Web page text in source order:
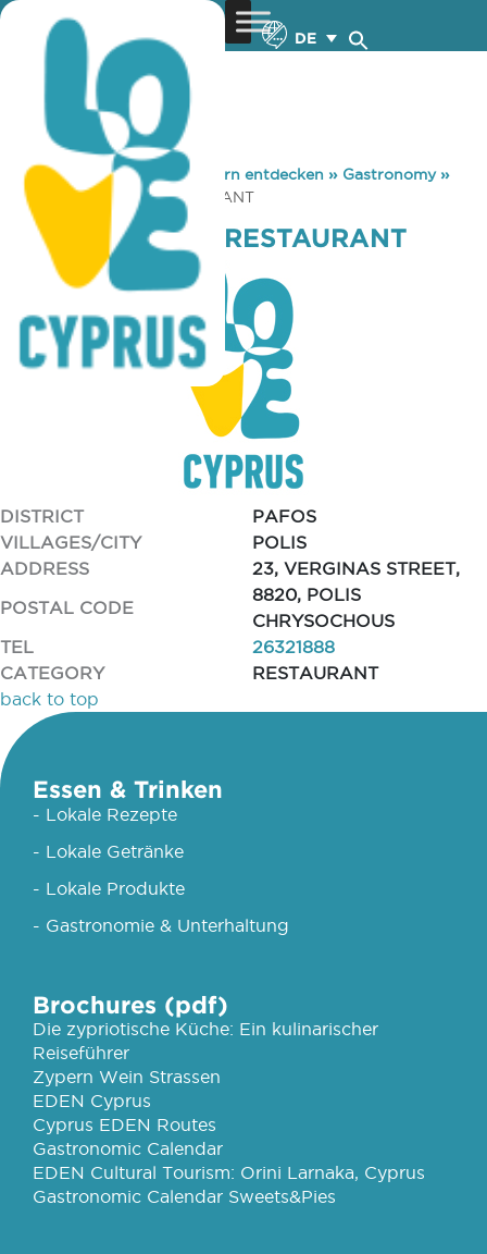
DE
You are here: Home »Zypern entdecken » Gastronomy»
CHR. KAROUZIS RESTAURANT
CHR. KAROUZIS RESTAURANT
DISTRICT
PAFOS
VILLAGES/CITY
POLIS
ADDRESS
23, VERGINAS STREET,
POSTAL CODE
8820, POLIS
CHRYSOCHOUS
TEL
26321888
CATEGORY
RESTAURANT
back to top
Essen & Trinken
- Lokale Rezepte
- Lokale Getränke
- Lokale Produkte
- Gastronomie & Unterhaltung
Brochures (pdf)
Die zypriotische Küche: Ein kulinarischer
Reiseführer
Zypern Wein Strassen
EDEN Cyprus
Cyprus EDEN Routes
Gastronomic Calendar
EDEN Cultural Tourism: Orini Larnaka, Cyprus
Gastronomic Calendar Sweets&Pies